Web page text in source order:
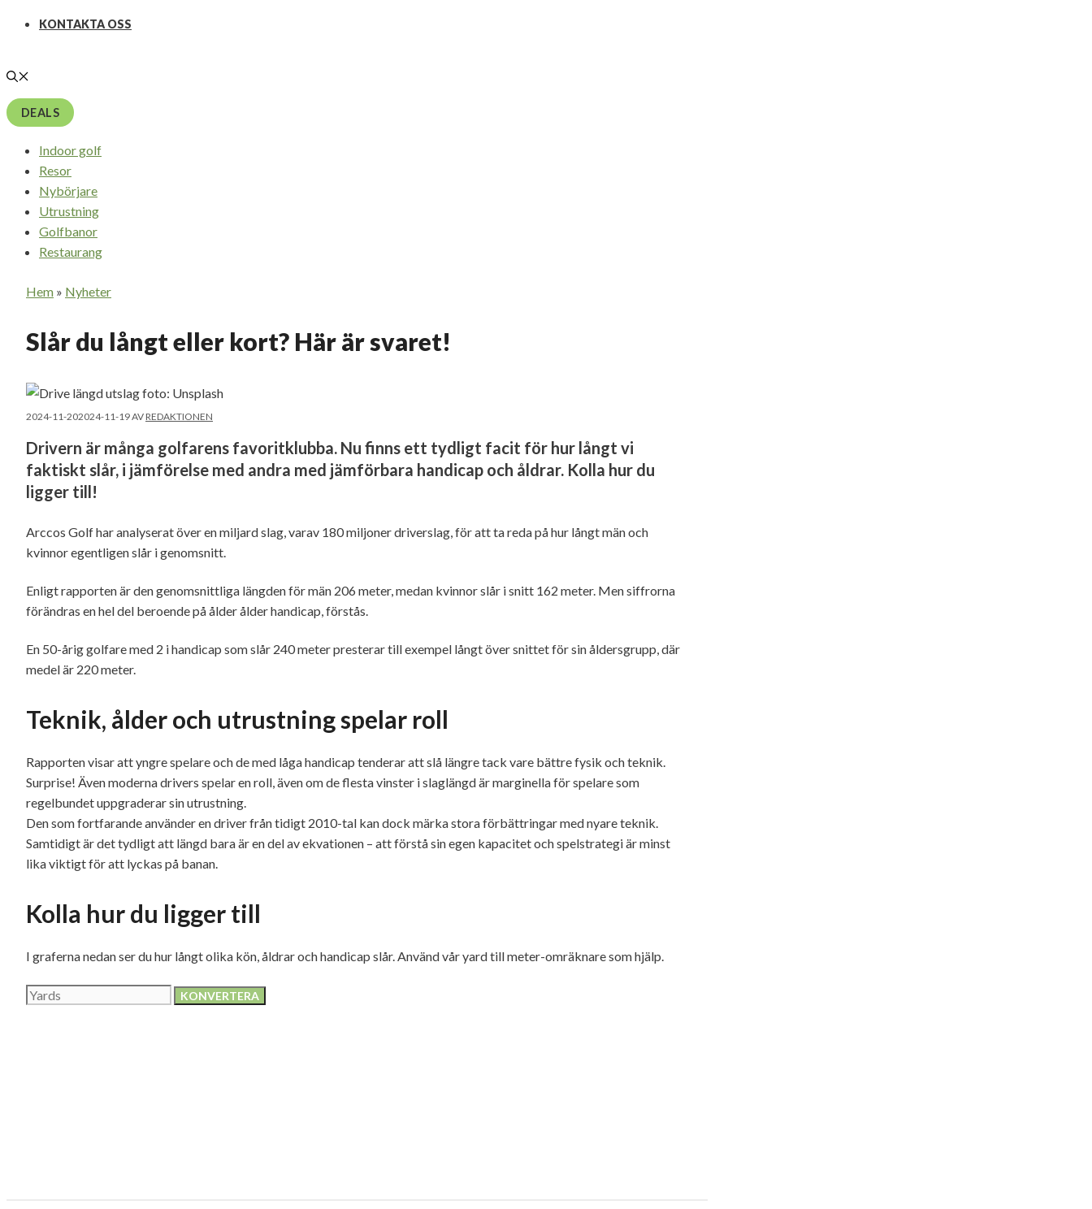
KONTAKTA OSS
DEALS
Indoor golf
Resor
Nybörjare
Utrustning
Golfbanor
Restaurang
Hem » Nyheter
Slår du långt eller kort? Här är svaret!
2024-11-202024-11-19AVREDAKTIONEN
Drivern är många golfarens favoritklubba. Nu finns ett tydligt facit för hur långt vi
faktiskt slår, i jämförelse med andra med jämförbara handicap och åldrar. Kolla hur du
ligger till!
Arccos Golf har analyserat över en miljard slag, varav 180 miljoner driverslag, för att ta reda på hur långt män och
kvinnor egentligen slår i genomsnitt.
Enligt rapporten är den genomsnittliga längden för män 206 meter, medan kvinnor slår i snitt 162 meter. Men siffrorna
förändras en hel del beroende på ålder ålder handicap, förstås.
En 50-årig golfare med 2 i handicap som slår 240 meter presterar till exempel långt över snittet för sin åldersgrupp, där
medel är 220 meter.
Teknik, ålder och utrustning spelar roll
Rapporten visar att yngre spelare och de med låga handicap tenderar att slå längre tack vare bättre fysik och teknik.
Surprise! Även moderna drivers spelar en roll, även om de flesta vinster i slaglängd är marginella för spelare som
regelbundet uppgraderar sin utrustning.
Den som fortfarande använder en driver från tidigt 2010-tal kan dock märka stora förbättringar med nyare teknik.
Samtidigt är det tydligt att längd bara är en del av ekvationen – att förstå sin egen kapacitet och spelstrategi är minst
lika viktigt för att lyckas på banan.
Kolla hur du ligger till
I graferna nedan ser du hur långt olika kön, åldrar och handicap slår. Använd vår yard till meter-omräknare som hjälp.
KONVERTERA